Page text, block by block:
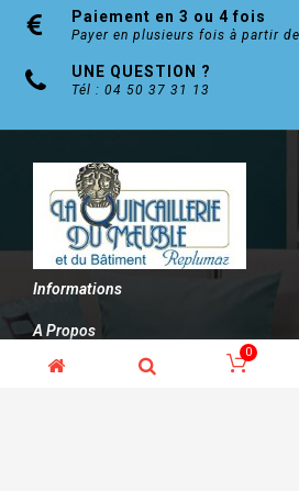
Paiement en 3 ou 4 fois
Payer en plusieurs fois à partir
UNE QUESTION ?
Tél : 04 50 37 31 13
Informations
A Propos
Contact
0